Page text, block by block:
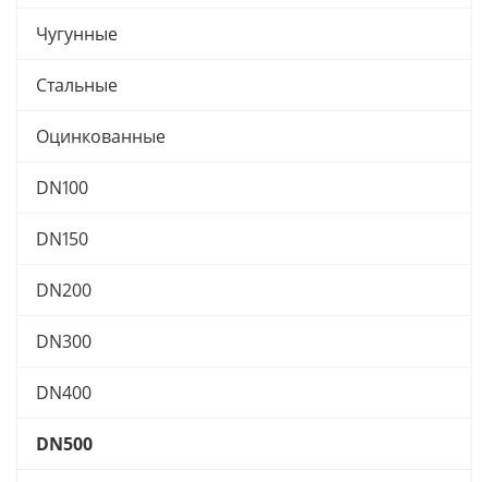
Чугунные
Стальные
Оцинкованные
DN100
DN150
DN200
DN300
DN400
DN500